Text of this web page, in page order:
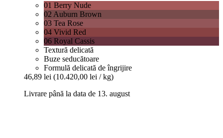
01 Berry Nude
02 Auburn Brown
03 Tea Rose
04 Vivid Red
06 Royal Cassis
Textură delicată
Buze seducătoare
Formulă delicată de îngrijire
46,89 lei (10.420,00 lei / kg)
Livrare până la data de 13. august